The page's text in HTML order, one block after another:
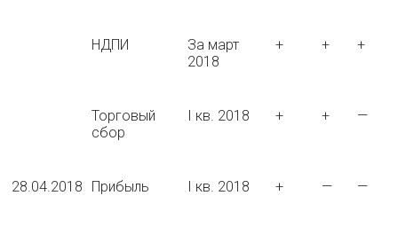
НДПИ
За март
2018
+ + +
Торговый
сбор
I кв. 2018 + + —
28.04.2018 Прибыль I кв. 2018 + — —